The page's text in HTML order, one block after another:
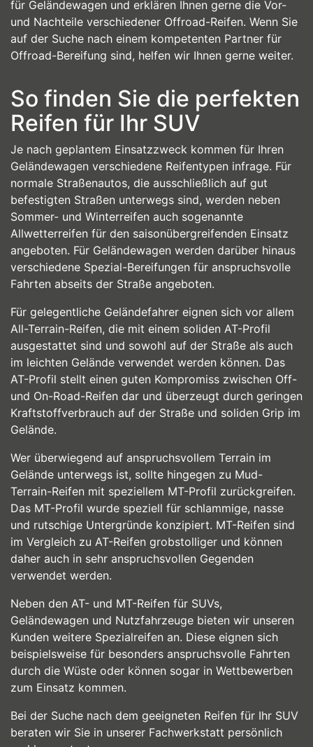
für Geländewagen und erklären Ihnen gerne die Vor-
und Nachteile verschiedener Offroad-Reifen. Wenn Sie
auf der Suche nach einem kompetenten Partner für
Offroad-Bereifung sind, helfen wir Ihnen gerne weiter.
So finden Sie die perfekten
Reifen für Ihr SUV
Je nach geplantem Einsatzzweck kommen für Ihren
Geländewagen verschiedene Reifentypen infrage. Für
normale Straßenautos, die ausschließlich auf gut
befestigten Straßen unterwegs sind, werden neben
Sommer- und Winterreifen auch sogenannte
Allwetterreifen für den saisonübergreifenden Einsatz
angeboten. Für Geländewagen werden darüber hinaus
verschiedene Spezial-Bereifungen für anspruchsvolle
Fahrten abseits der Straße angeboten.
Für gelegentliche Geländefahrer eignen sich vor allem
All-Terrain-Reifen, die mit einem soliden AT-Profil
ausgestattet sind und sowohl auf der Straße als auch
im leichten Gelände verwendet werden können. Das
AT-Profil stellt einen guten Kompromiss zwischen Off-
und On-Road-Reifen dar und überzeugt durch geringen
Kraftstoffverbrauch auf der Straße und soliden Grip im
Gelände.
Wer überwiegend auf anspruchsvollem Terrain im
Gelände unterwegs ist, sollte hingegen zu Mud-
Terrain-Reifen mit speziellem MT-Profil zurückgreifen.
Das MT-Profil wurde speziell für schlammige, nasse
und rutschige Untergründe konzipiert. MT-Reifen sind
im Vergleich zu AT-Reifen grobstolliger und können
daher auch in sehr anspruchsvollen Gegenden
verwendet werden.
Neben den AT- und MT-Reifen für SUVs,
Geländewagen und Nutzfahrzeuge bieten wir unseren
Kunden weitere Spezialreifen an. Diese eignen sich
beispielsweise für besonders anspruchsvolle Fahrten
durch die Wüste oder können sogar in Wettbewerben
zum Einsatz kommen.
Bei der Suche nach dem geeigneten Reifen für Ihr SUV
beraten wir Sie in unserer Fachwerkstatt persönlich